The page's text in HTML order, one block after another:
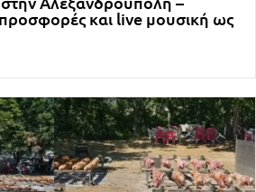
και live μουσική ως